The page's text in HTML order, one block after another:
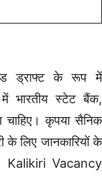
ड्राफ्ट के रूप में
में भारतीय स्टेट बैंक,
चाहिए। कृपया सैनिक
के लिए जानकारियों के
Kalikiri Vacancy